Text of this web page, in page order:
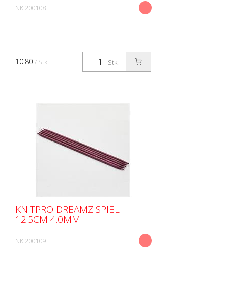
NK 200108
Stk.
10.80 / Stk.
KNITPRO DREAMZ SPIEL
12.5CM 4.0MM
NK 200109